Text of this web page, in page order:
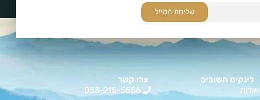
שליחת המייל
לינקים חשובים
אודות
צרו קשר
053-215-5556